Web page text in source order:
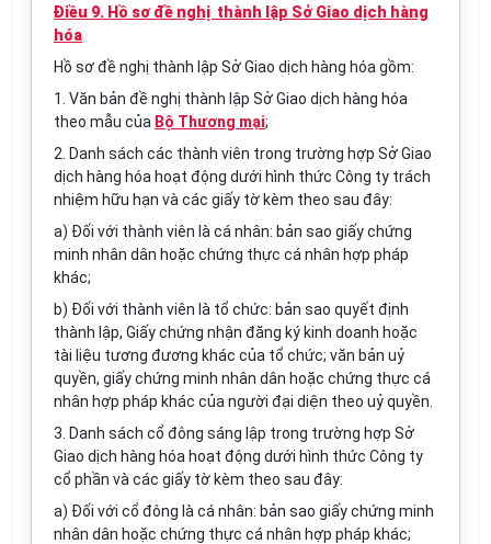
Điều 9. Hồ sơ đề nghị thành lập Sở Giao dịch hàng
hóa
Hồ sơ đề nghị thành lập Sở Giao dịch hàng hóa gồm:
1. Văn bản đề nghị thành lập Sở Giao dịch hàng hóa
theo mẫu của Bộ Thương mại;
2. Danh sách các thành viên trong trường hợp Sở Giao
dịch hàng hóa hoạt động dưới hình thức Công ty trách
nhiệm hữu hạn và các giấy tờ kèm theo sau đây:
a) Đối với thành viên là cá nhân: bản sao giấy chứng
minh nhân dân hoặc chứng thực cá nhân hợp pháp
khác;
b) Đối với thành viên là tổ chức: bản sao quyết định
thành lập, Giấy chứng nhận đăng ký kinh doanh hoặc
tài liệu tương đương khác của tổ chức; văn bản uỷ
quyền, giấy chứng minh nhân dân hoặc chứng thực cá
nhân hợp pháp khác của người đại diện theo uỷ quyền.
3. Danh sách cổ đông sáng lập trong trường hợp Sở
Giao dịch hàng hóa hoạt động dưới hình thức Công ty
cổ phần và các giấy tờ kèm theo sau đây:
a) Đối với cổ đông là cá nhân: bản sao giấy chứng minh
nhân dân hoặc chứng thực cá nhân hợp pháp khác;